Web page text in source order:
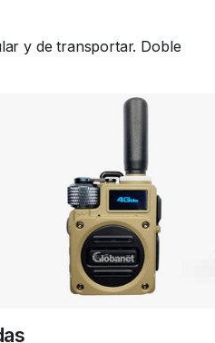
y de transportar. Doble